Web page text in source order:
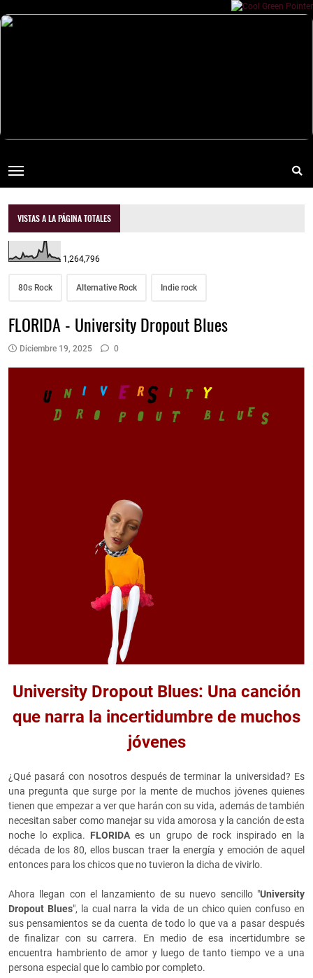
VISTAS A LA PÁGINA TOTALES
1,264,796
80s Rock Alternative Rock Indie rock
FLORIDA - University Dropout Blues
Diciembre 19, 2025 0
University Dropout Blues: Una canción
que narra la incertidumbre de muchos
jóvenes
¿Qué pasará con nosotros después de terminar la universidad? Es
una pregunta que surge por la mente de muchos jóvenes quienes
tienen que empezar a ver que harán con su vida, además de también
necesitan saber como manejar su vida amorosa y la canción de esta
noche lo explica. FLORIDAes un grupo de rock inspirado en la
década de los 80, ellos buscan traer la energía y emoción de aquel
entonces para los chicos que no tuvieron la dicha de vivirlo.
Ahora llegan con el lanzamiento de su nuevo sencillo "University
Dropout Blues", la cual narra la vida de un chico quien confuso en
sus pensamientos se da cuenta de todo lo que va a pasar después
de finalizar con su carrera. En medio de esa incertidumbre se
encuentra hambriento de amor y luego de tanto tiempo ve a una
persona especial que lo cambio por completo.